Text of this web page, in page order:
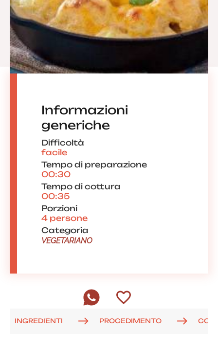
Informazioni
generiche
Difficoltà
facile
Tempo di preparazione
00:30
Tempo di cottura
00:35
Porzioni
4 persone
Categoria
VEGETARIANO
INGREDIENTI PROCEDIMENTO